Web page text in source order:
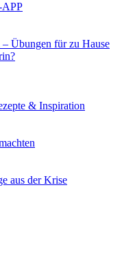
APP
Übungen für zu Hause
& Inspiration
aus der Krise